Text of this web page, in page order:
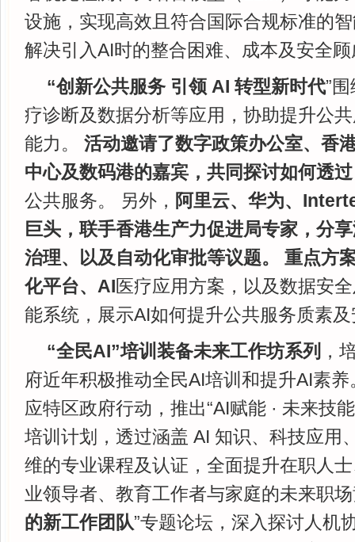
设施，实现高效且符合国际合规标准的
解决引入AI时的整合困难、成本及安全
“创新公共服务 引领 AI 转型新时代”
疗诊断及数据分析等应用，协助提升公
能力。 活动邀请了数字政策办公室、香
中心及数码港的嘉宾，共同探讨如何透
公共服务。 另外， 阿里云、华为、
巨头，联手香港生产力促进局专家，分
治理、以及自动化审批等议题。 重点方
化平台、AI医疗应用方案，以及数据安
能系统，展示AI如何提升公共服务质素
“全民AI”培训装备未来工作坊系列 ，
府近年积极推动全民AI培训和提升AI素
应特区政府行动，推出“AI赋能 · 未来技
培训计划，透过涵盖 AI 知识、科技应用
维的专业课程及认证，全面提升在职人
业领导者、教育工作者与家庭的未来职
的新工作团队”专题论坛，深入探讨人机